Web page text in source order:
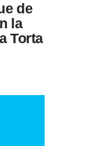
de
la
Torta